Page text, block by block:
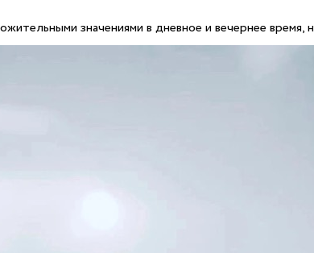
значениями в дневное и вечернее время,